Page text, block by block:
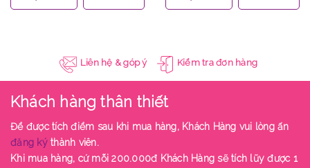
Liên hệ & góp ý Kiểm tra đơn hàng
Khách hàng thân thiết
Để được tích điểm sau khi mua hàng, Khách Hàng vui lòng ấn
đăng kýthành viên.
Khi mua hàng, cứ mỗi 200.000đ Khách Hàng sẽ tích lũy được 1